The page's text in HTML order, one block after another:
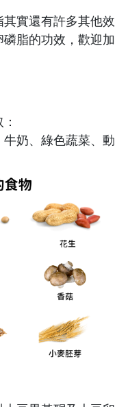
實還有許多其他效
脂的功效，歡迎加
奶、綠色蔬菜、動